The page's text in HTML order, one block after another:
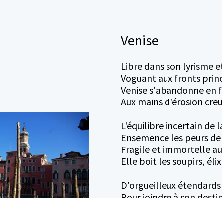
Venise
Libre dans son lyrisme
Voguant aux fronts
Venise s'abandonne en
Aux mains d'érosion
L'équilibre incertain de
Ensemence les peurs
Fragile et immortelle
Elle boit les soupirs,
D'orgueilleux